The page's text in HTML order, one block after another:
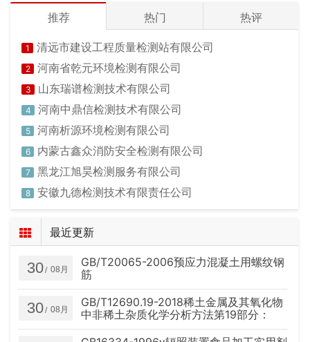
食品检测、职业卫生检测、公共卫生
检测、放
推荐 热门 热评
1 清远市建设工程质量检测站有限公司
2 河南省乾元环境检测有限公司
3 山东瑞谱检测技术有限公司
4 河南中鼎信检测技术有限公司
5 河南析源环境检测有限公司
6 内蒙古鑫众消防安全检测有限公司
7 黑龙江旭昊检测服务有限公司
8 安徽九德检测技术有限责任公司
最近更新
30/ 08月
GB/T20065-2006预应力混凝土用螺纹钢
筋
30/ 08月
GB/T12690.19-2018稀土金属及其氧化物
中非稀土杂质化学分析方法第19部分：
砷、汞量的测定